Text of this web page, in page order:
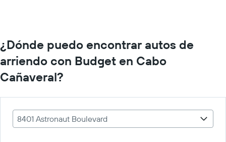
¿Dónde puedo encontrar autos de
arriendo con Budget en Cabo
Cañaveral?
8401 Astronaut Boulevard